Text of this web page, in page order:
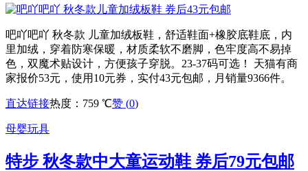
吧吖吧吖 秋冬款 儿童加绒板鞋，舒适鞋面+橡胶底鞋底，内
里加绒，穿着防寒保暖，材质柔软不磨脚，色牢度高不易掉
色，双魔术贴设计，方便孩子穿脱。23-37码可选！ 天猫有商
家报价53元，使用10元券，实付43元包邮，月销量9366件。
直达链接热度：759 ℃赞 (0)
母婴玩具
特步 秋冬款中大童运动鞋 券后79元包邮